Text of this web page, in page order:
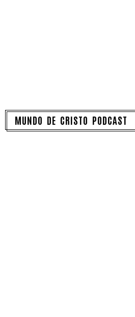
MUNDO DE CRISTO PODCAST